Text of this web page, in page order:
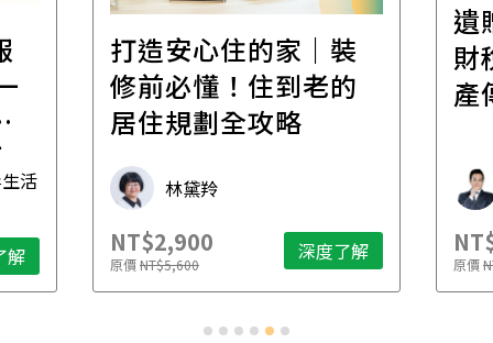
活
解
打造安心住的家｜裝
修前必懂！住到老的
居住規劃全攻略
林黛羚
NT$2,900
原價NT$5,600 深度了解
遺
財
產
原價